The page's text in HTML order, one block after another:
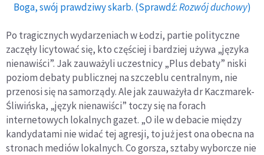
Boga, swój prawdziwy skarb. (Sprawdź:Rozwój duchowy)
Po tragicznych wydarzeniach w Łodzi, partie polityczne
zaczęły licytować się, kto częściej i bardziej używa „języka
nienawiści”. Jak zauważyli uczestnicy „Plus debaty” niski
poziom debaty publicznej na szczeblu centralnym, nie
przenosi się na samorządy. Ale jak zauważyła dr Kaczmarek-
Śliwińska, „język nienawiści” toczy się na forach
internetowych lokalnych gazet. „O ile w debacie między
kandydatami nie widać tej agresji, to już jest ona obecna na
stronach mediów lokalnych. Co gorsza, sztaby wyborcze nie